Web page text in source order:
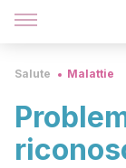
Salute Malattie